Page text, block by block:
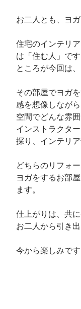
お二人とも、ヨ
住宅のインテリ
は「住む人」です
ところが今回は
その部屋でヨガ
感を想像しながら
空間でどんな雰
インストラクタ
探り、インテリ
どちらのリフォ
ヨガをするお部
ます。
仕上がりは、共に
お二人から引き
今から楽しみです